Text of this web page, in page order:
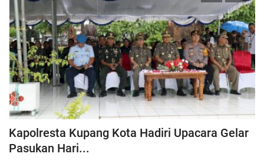
Kapolresta Kupang Kota Hadiri Upacara Gelar
Pasukan Hari...